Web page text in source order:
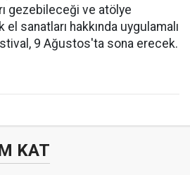
gezebileceği ve atölye
el sanatları hakkında uygulamalı
9 Ağustos'ta sona erecek.
KAT